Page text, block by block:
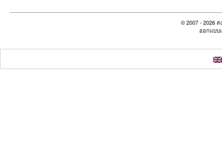
© 2007 - 2026
ออกแบบ